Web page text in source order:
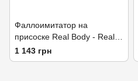
Фаллоимитатор на
присоске Real Body - Real
Bruce Black, TPE, диаметр
4,2см
1 143 грн